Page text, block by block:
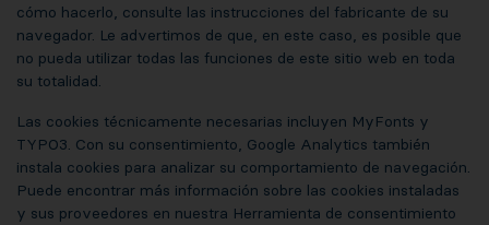
cómo hacerlo, consulte las instrucciones del fabricante de su
navegador. Le advertimos de que, en este caso, es posible que
no pueda utilizar todas las funciones de este sitio web en toda
su totalidad.
Las cookies técnicamente necesarias incluyen MyFonts y
TYPO3. Con su consentimiento, Google Analytics también
instala cookies para analizar su comportamiento de navegación.
Puede encontrar más información sobre las cookies instaladas
y sus proveedores en nuestra Herramienta de consentimiento